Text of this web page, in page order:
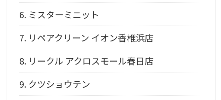
6.ミスターミニット
7.リペアクリーン イオン香椎浜店
8.リークル アクロスモール春日店
9.クツショウテン